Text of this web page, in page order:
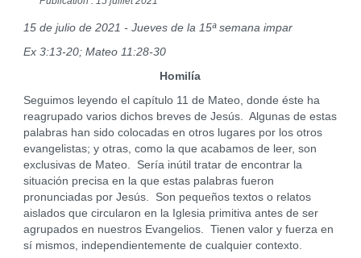
15 de julio de 2021 - Jueves de la 15ª semana impar
Ex 3:13-20; Mateo 11:28-30
Homilía
Seguimos leyendo el capítulo 11 de Mateo, donde éste ha
reagrupado varios dichos breves de Jesús. Algunas de estas
palabras han sido colocadas en otros lugares por los otros
evangelistas; y otras, como la que acabamos de leer, son
exclusivas de Mateo. Sería inútil tratar de encontrar la
situación precisa en la que estas palabras fueron
pronunciadas por Jesús. Son pequeños textos o relatos
aislados que circularon en la Iglesia primitiva antes de ser
agrupados en nuestros Evangelios. Tienen valor y fuerza en
sí mismos, independientemente de cualquier contexto.